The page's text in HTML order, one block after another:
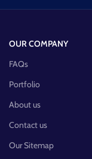
OUR COMPANY
FAQs
Portfolio
About us
Contact us
Our Sitemap